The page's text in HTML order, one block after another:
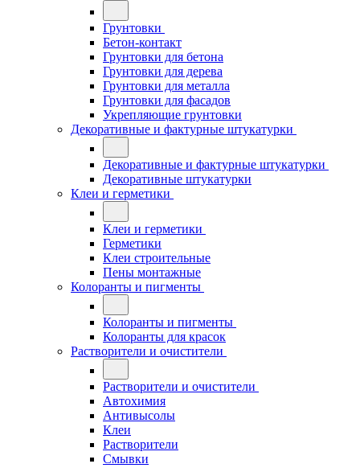
Грунтовки
Бетон-контакт
Грунтовки для бетона
Грунтовки для дерева
Грунтовки для металла
Грунтовки для фасадов
Укрепляющие грунтовки
Декоративные и фактурные штукатурки
Декоративные и фактурные штукатурки
Декоративные штукатурки
Клеи и герметики
Клеи и герметики
Герметики
Клеи строительные
Пены монтажные
Колоранты и пигменты
Колоранты и пигменты
Колоранты для красок
Растворители и очистители
Растворители и очистители
Автохимия
Антивысолы
Клеи
Растворители
Смывки